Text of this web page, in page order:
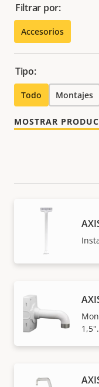
Filtrar por:
Accesorios
Tipo:
Todo Montajes
MOSTRAR
1,5".